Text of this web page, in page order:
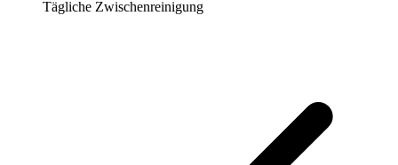
Tägliche Zwischenreinigung